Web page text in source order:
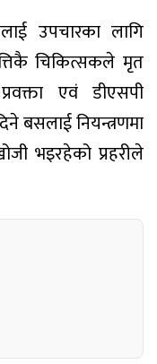
उपचारका लागि
चिकित्सकले मृत
एवं डीएसपी
बसलाई नियन्त्रणमा
भइरहेको प्रहरीले